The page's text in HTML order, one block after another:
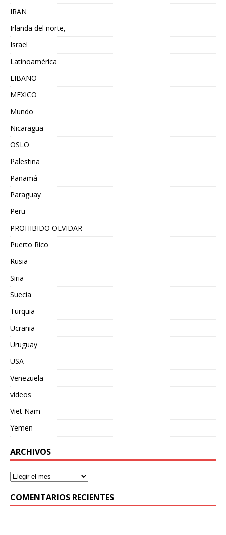
IRAN
Irlanda del norte,
Israel
Latinoamérica
LIBANO
MEXICO
Mundo
Nicaragua
OSLO
Palestina
Panamá
Paraguay
Peru
PROHIBIDO OLVIDAR
Puerto Rico
Rusia
Siria
Suecia
Turquia
Ucrania
Uruguay
USA
Venezuela
videos
Viet Nam
Yemen
ARCHIVOS
COMENTARIOS RECIENTES